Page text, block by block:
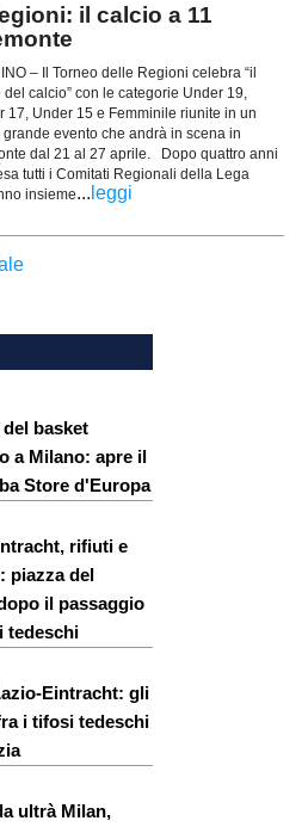
il calcio a 11
– Il Torneo delle Regioni celebra “il
del calcio” con le categorie Under 19,
17, Under 15 e Femminile riunite in un
grande evento che andrà in scena in
dal 21 al 27 aprile. Dopo quattro anni
tutti i Comitati Regionali della Lega
insieme... leggi
basket
a Milano: apre il
Store d'Europa
rifiuti e
piazza del
il passaggio
tedeschi
Eintracht: gli
i tifosi tedeschi
ultrà Milan,